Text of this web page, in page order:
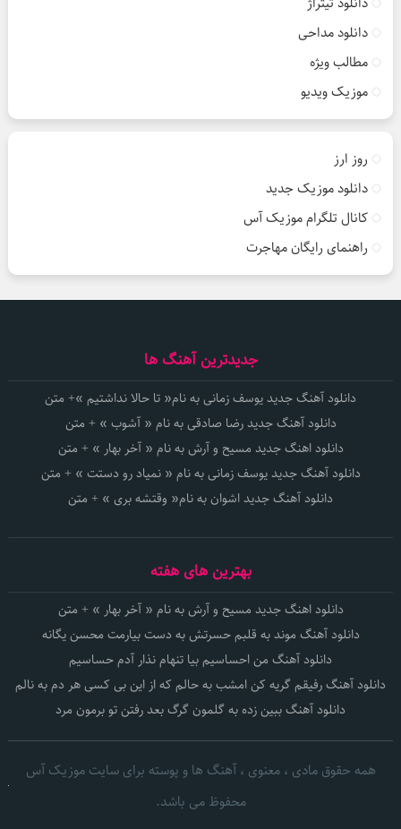
دانلود مداحی
مطالب ویژه
موزیک ویدیو
روز ارز
دانلود موزیک جدید
کانال تلگرام موزیک آس
راهنمای رایگان مهاجرت
جدیدترین آهنگ ها
دانلود آهنگ جدید یوسف زمانی به نام« تا حالا نداشتیم »+ متن
دانلود آهنگ جدید رضا صادقی به نام « آشوب » + متن
دانلود اهنگ جدید مسیح و آرش به نام « آخر بهار » + متن
دانلود آهنگ جدید یوسف زمانی به نام « نمیاد رو دستت » + متن
دانلود آهنگ جدید اشوان به نام« وقتشه بری » + متن
بهترین های هفته
دانلود اهنگ جدید مسیح و آرش به نام « آخر بهار » + متن
دانلود آهنگ موند به قلبم حسرتش به دست بیارمت محسن یگانه
دانلود آهنگ من احساسیم بیا تنهام نذار آدم حساسیم
دانلود آهنگ رفیقم گریه کن امشب به حالم که از این بی کسی هر دم به نالم
دانلود آهنگ ببین زده به گلمون گرگ بعد رفتن تو برمون مرد
همه حقوق مادی ، معنوی ، آهنگ ها و پوسته برای سایت موزیک آس
محفوظ می باشد.